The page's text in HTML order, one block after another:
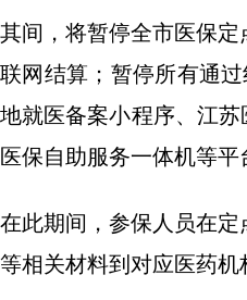
其间，将暂停全市医保
联网结算；暂停所有通
地就医备案小程序、江苏
医保自助服务一体机等平
在此期间，参保人员在
等相关材料到对应医药机